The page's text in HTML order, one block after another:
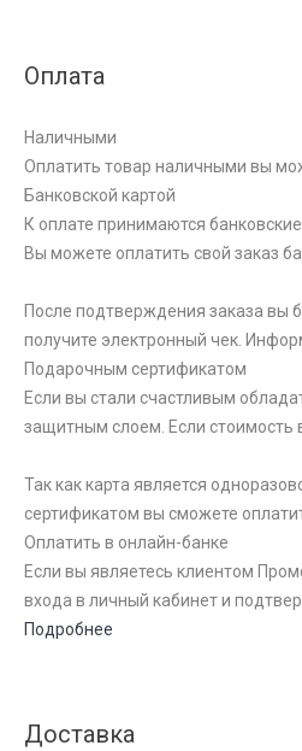
Оплата
Наличными
Оплатить товар наличными вы
Банковской картой
К оплате принимаются
Вы можете оплатить свой заказ
После подтверждения заказа вы
получите электронный чек.
Подарочным сертификатом
Если вы стали счастливым
защитным слоем. Если стоимость
Так как карта является
сертификатом вы сможете
Оплатить в онлайн-банке
Если вы являетесь клиентом
входа в личный кабинет и
Подробнее
Доставка